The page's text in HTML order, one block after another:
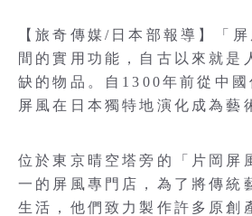
【旅奇傳媒/日本部報導】「
間的實用功能，自古以來就是
缺的物品。自1300年前從中國
屏風在日本獨特地演化成為藝
位於東京晴空塔旁的「片岡屏
一的屏風專門店，為了將傳統
生活，他們致力製作許多原創